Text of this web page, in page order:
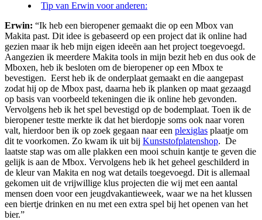
Tip van Erwin voor anderen:
Erwin: “Ik heb een bieropener gemaakt die op een Mbox van
Makita past. Dit idee is gebaseerd op een project dat ik online had
gezien maar ik heb mijn eigen ideeën aan het project toegevoegd.
Aangezien ik meerdere Makita tools in mijn bezit heb en dus ook de
Mboxen, heb ik besloten om de bieropener op een Mbox te
bevestigen. Eerst heb ik de onderplaat gemaakt en die aangepast
zodat hij op de Mbox past, daarna heb ik planken op maat gezaagd
op basis van voorbeeld tekeningen die ik online heb gevonden.
Vervolgens heb ik het spel bevestigd op de bodemplaat. Toen ik de
bieropener testte merkte ik dat het bierdopje soms ook naar voren
valt, hierdoor ben ik op zoek gegaan naar een plexiglas plaatje om
dit te voorkomen. Zo kwam ik uit bij Kunststofplatenshop. De
laatste stap was om alle plakken een mooi schuin kantje te geven die
gelijk is aan de Mbox. Vervolgens heb ik het geheel geschilderd in
de kleur van Makita en nog wat details toegevoegd. Dit is allemaal
gekomen uit de vrijwillige klus projecten die wij met een aantal
mensen doen voor een jeugdvakantieweek, waar we na het klussen
een biertje drinken en nu met een extra spel bij het openen van het
bier.”